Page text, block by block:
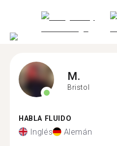
M.
Bristol
HABLA FLUIDO
Inglés Alemán